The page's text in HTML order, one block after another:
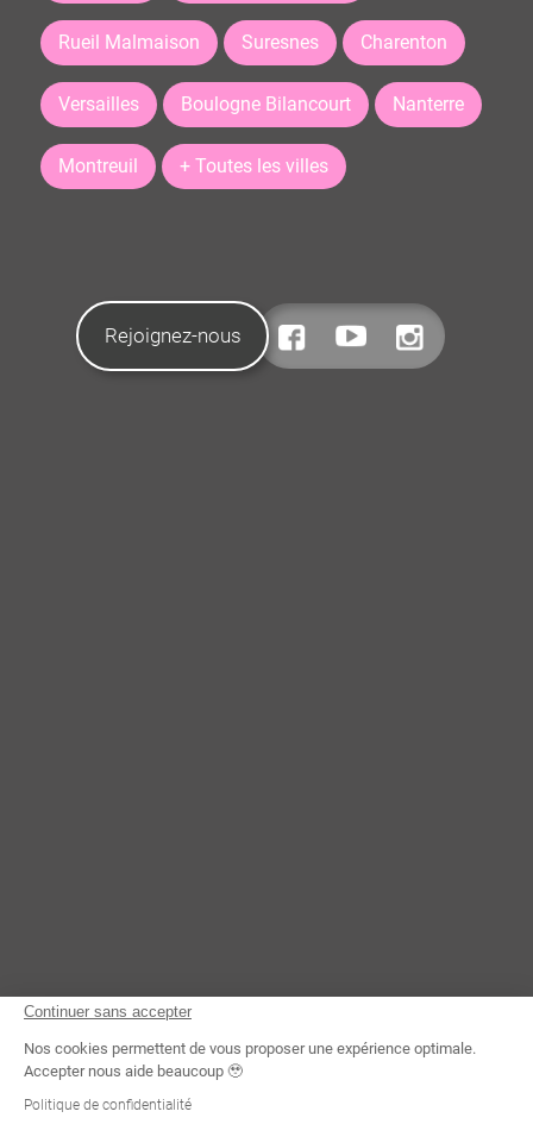
Rueil Malmaison Suresnes Charenton
Versailles Boulogne Bilancourt Nanterre
Montreuil + Toutes les villes
Rejoignez-nous
Continuer sans accepter
Nos cookies permettent de vous proposer une expérience optimale.
Accepter nous aide beaucoup 🥹
Politique de confidentialité